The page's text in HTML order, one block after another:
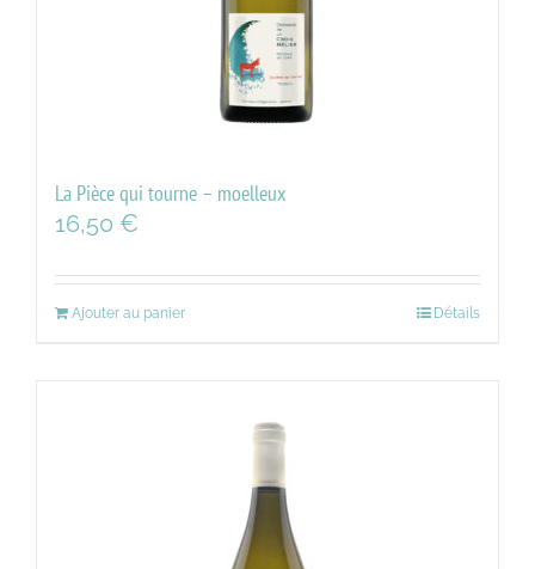
La Pièce qui tourne – moelleux
16,50 €
Ajouter au panier Détails